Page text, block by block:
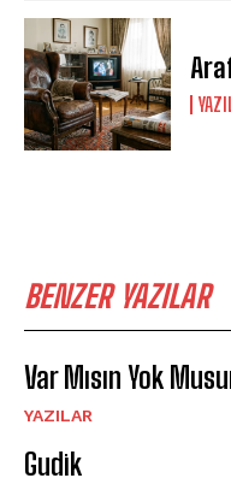
BENZER YAZILAR
Var Mısın Yok
YAZILAR
Gudik